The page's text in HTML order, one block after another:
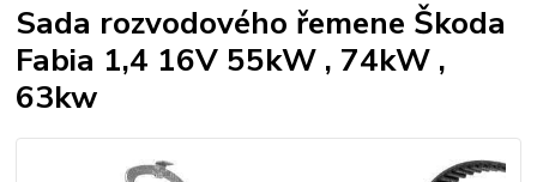
Sada rozvodového řemene Škoda
Fabia 1,4 16V 55kW , 74kW ,
63kw